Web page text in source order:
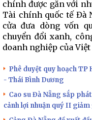
chính được gắn với
Tài chính quốc tế Đà
cửa đưa dòng vốn
chuyển đổi xanh,
doanh nghiệp của Việt
Phê duyệt quy hoạch
- Thái Bình Dương
Cao su Đà Nẵng sắp
cảnh lợi nhuận quý II